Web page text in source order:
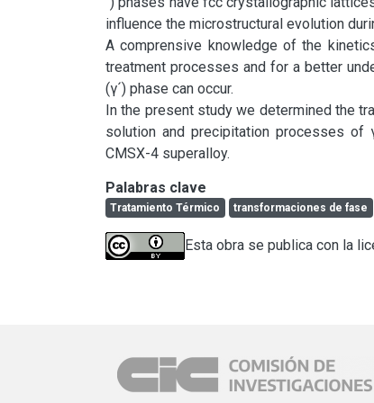
influence the microstructural evolution
A comprensive knowledge of the
treatment processes and for a better
(γ´) phase can occur.
In the present study we determined the
solution and precipitation processes of
CMSX-4 superalloy.
Palabras clave
Tratamiento Térmico transformaciones de fase
Esta obra se publica con la